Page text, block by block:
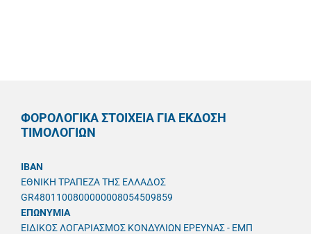
ΦΟΡΟΛΟΓΙΚΑ ΣΤΟΙΧΕΙΑ ΓΙΑ ΕΚΔΟΣΗ
ΤΙΜΟΛΟΓΙΩΝ
IBAN
ΕΘΝΙΚΗ ΤΡΑΠΕΖΑ ΤΗΣ ΕΛΛΑΔΟΣ
GR4801100800000008054509859
ΕΠΩΝΥΜΙΑ
ΕΙΔΙΚΟΣ ΛΟΓΑΡΙΑΣΜΟΣ ΚΟΝΔΥΛΙΩΝ ΕΡΕΥΝΑΣ - ΕΜΠ